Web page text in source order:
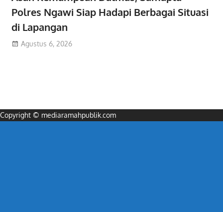
Polres Ngawi Siap Hadapi Berbagai Situasi
di Lapangan
Agustus 6, 2026
Copyright © mediaramahpublik.com